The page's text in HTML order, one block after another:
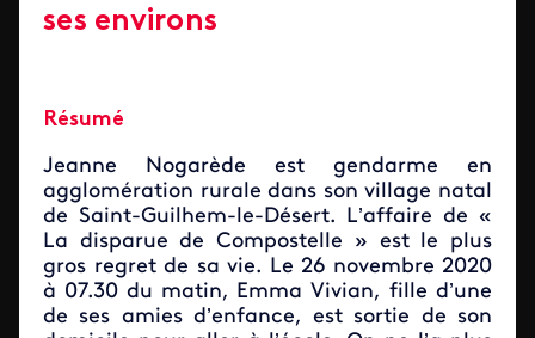
ses environs
Résumé
Jeanne Nogarède est gendarme en
agglomération rurale dans son village natal
de Saint-Guilhem-le-Désert. L’affaire de «
La disparue de Compostelle » est le plus
gros regret de sa vie. Le 26 novembre 2020
à 07.30 du matin, Emma Vivian, fille d’une
de ses amies d’enfance, est sortie de son